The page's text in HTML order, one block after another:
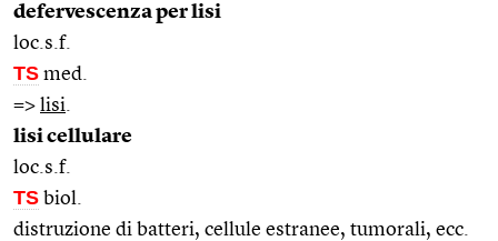
defervescenza per lisi
loc.s.f.
TS med.
=> lisi
lisi cellulare
loc.s.f.
TS biol.
distruzione di batteri, cellule estranee, tumorali, ecc.